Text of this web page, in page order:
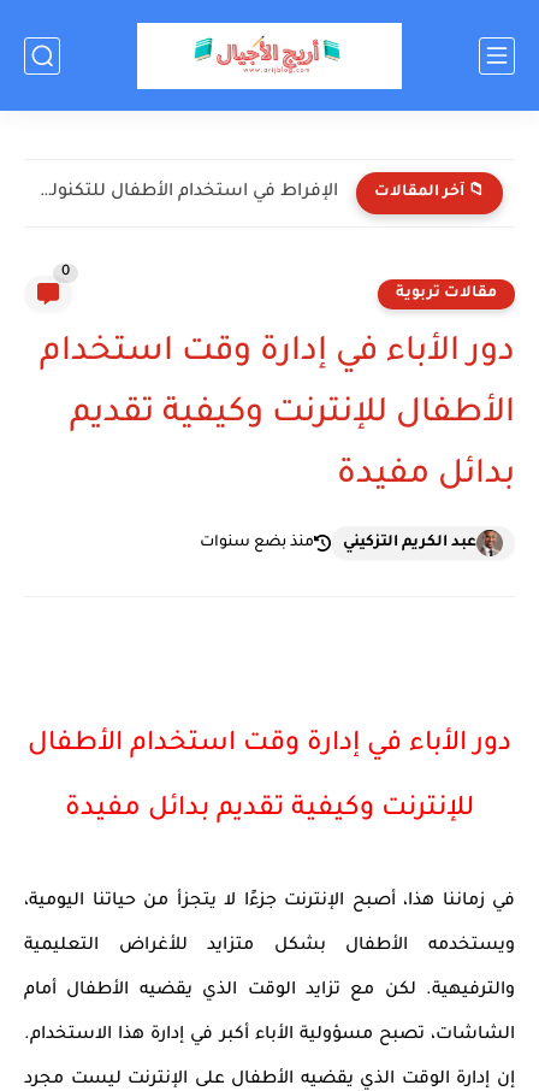
📁 آخر المقالات الإفراط في استخدام الأطفال للتكنولوجيا: الأضرار والحلول
مقالات تربوية
0
دور الأباء في إدارة وقت استخدام
الأطفال للإنترنت وكيفية تقديم
بدائل مفيدة
عبد الكريم التزكيني منذ بضع سنوات
دور الأباء في إدارة وقت استخدام الأطفال
للإنترنت وكيفية تقديم بدائل مفيدة
في زماننا هذا، أصبح الإنترنت جزءًا لا يتجزأ من حياتنا اليومية،
ويستخدمه الأطفال بشكل متزايد للأغراض التعليمية
والترفيهية. لكن مع تزايد الوقت الذي يقضيه الأطفال أمام
الشاشات، تصبح مسؤولية الأباء أكبر في إدارة هذا الاستخدام.
إن إدارة الوقت الذي يقضيه الأطفال على الإنترنت ليست مجرد